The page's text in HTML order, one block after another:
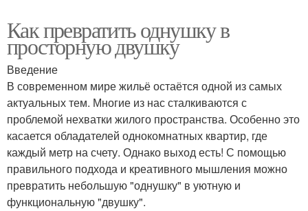
Как превратить однушку в
просторную двушку
Введение
В современном мире жильё остаётся одной из самых
актуальных тем. Многие из нас сталкиваются с
проблемой нехватки жилого пространства. Особенно это
касается обладателей однокомнатных квартир, где
каждый метр на счету. Однако выход есть! С помощью
правильного подхода и креативного мышления можно
превратить небольшую "однушку" в уютную и
функциональную "двушку".